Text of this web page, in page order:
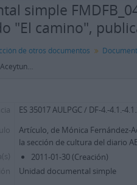
simple
"El camino",
de otros documentos
Artículo, de Mónica Fernández-Aceytuno, titulado "El camino", publicado en la sección de cultura del diario ABC
ES 35017 AULPGC / DF-4.-4.1.-
Artículo, de Mónica Fernández-
la sección de cultura del diario
2011-01-30 (Creación)
Unidad documental simple